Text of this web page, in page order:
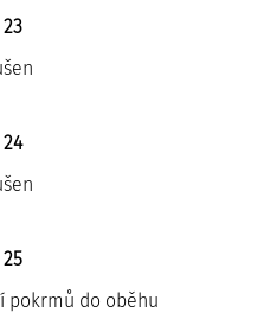
pokrmů do oběhu